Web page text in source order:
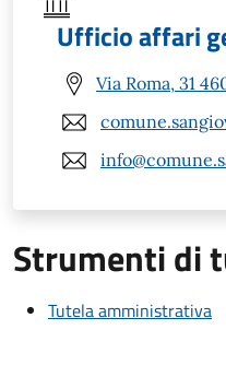
Ufficio affari
Via Roma, 31
Strumenti di
Tutela amministrativa